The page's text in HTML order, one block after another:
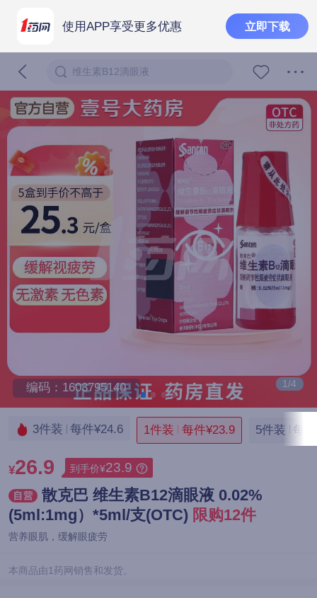
使用APP享受更多优惠 立即下载
维生素B12滴眼液
1/4
编码：1603795140
3件装 每件¥24.6 1件装 每件¥23.9 5件装 每
¥26.9 到手价¥23.9
散克巴 维生素B12滴眼液 0.02%
(5ml:1mg）*5ml/支(OTC) 限购12件
营养眼肌，缓解眼疲劳
本商品由1药网销售和发货。